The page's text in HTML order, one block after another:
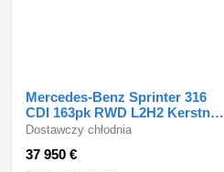
Mercedes-Benz Sprinter 316
CDI 163pk RWD L2H2 Kerstner
Koelwagen 12V + 230V Na
37 950 €
Dostawczy chłodnia